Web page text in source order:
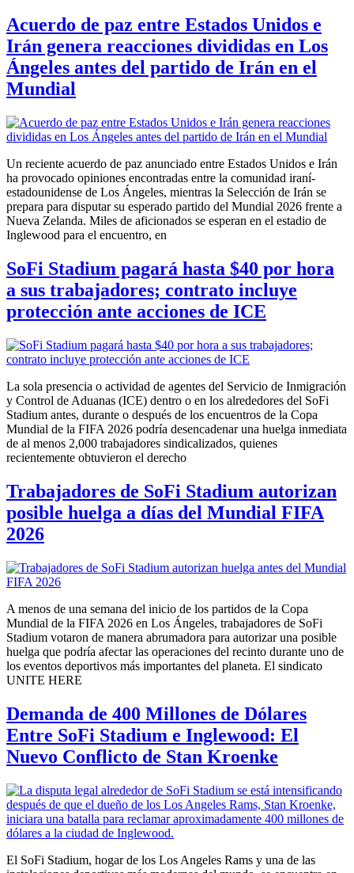
Acuerdo de paz entre Estados Unidos e
Irán genera reacciones divididas en Los
Ángeles antes del partido de Irán en el
Mundial
Un reciente acuerdo de paz anunciado entre Estados Unidos e Irán
ha provocado opiniones encontradas entre la comunidad iraní-
estadounidense de Los Ángeles, mientras la Selección de Irán se
prepara para disputar su esperado partido del Mundial 2026 frente a
Nueva Zelanda. Miles de aficionados se esperan en el estadio de
Inglewood para el encuentro, en
SoFi Stadium pagará hasta $40 por hora
a sus trabajadores; contrato incluye
protección ante acciones de ICE
La sola presencia o actividad de agentes del Servicio de Inmigración
y Control de Aduanas (ICE) dentro o en los alrededores del SoFi
Stadium antes, durante o después de los encuentros de la Copa
Mundial de la FIFA 2026 podría desencadenar una huelga inmediata
de al menos 2,000 trabajadores sindicalizados, quienes
recientemente obtuvieron el derecho
Trabajadores de SoFi Stadium autorizan
posible huelga a días del Mundial FIFA
2026
A menos de una semana del inicio de los partidos de la Copa
Mundial de la FIFA 2026 en Los Ángeles, trabajadores de SoFi
Stadium votaron de manera abrumadora para autorizar una posible
huelga que podría afectar las operaciones del recinto durante uno de
los eventos deportivos más importantes del planeta. El sindicato
UNITE HERE
Demanda de 400 Millones de Dólares
Entre SoFi Stadium e Inglewood: El
Nuevo Conflicto de Stan Kroenke
El SoFi Stadium, hogar de los Los Angeles Rams y una de las